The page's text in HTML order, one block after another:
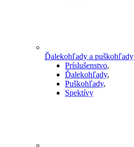
Ďalekohľady a puškohľady
Príslušenstvo,
Ďalekohľady,
Puškohľady,
Spektívy